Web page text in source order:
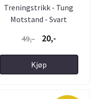
Treningstrikk - Tung
Motstand - Svart
49,-
20,-
Kjøp